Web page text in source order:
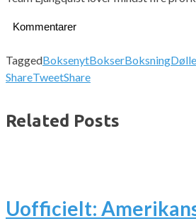
Kommentarer
TaggedBoksenytBokserBoksning
ShareTweetShare
Related Posts
Uofficielt: